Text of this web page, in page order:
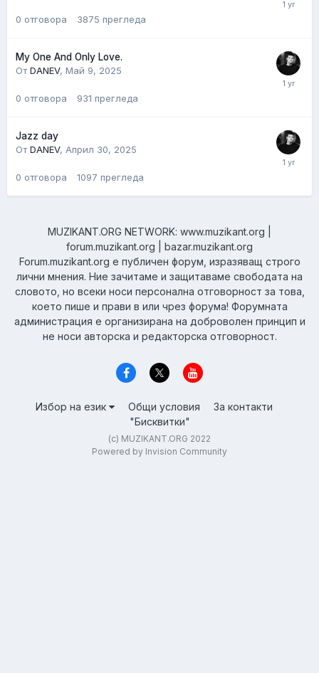
0 отговора 3875 прегледа
My One And Only Love.
ОтDANEV, Май 9, 2025
0 отговора 931 прегледа
Jazz day
ОтDANEV, Април 30, 2025
0 отговора 1097 прегледа
MUZIKANT.ORG NETWORK: www.muzikant.org |
forum.muzikant.org | bazar.muzikant.org
Forum.muzikant.org е публичен форум, изразяващ строго
лични мнения. Ние зачитаме и защитаваме свободата на
словото, но всеки носи персонална отговорност за това,
което пише и прави в или чрез форума! Форумната
администрация е организирана на доброволен принцип и
не носи авторска и редакторска отговорност.
Избор на език Общи условия
За контакти
"Бисквитки"
(c) MUZIKANT.ORG 2022
Powered by Invision Community